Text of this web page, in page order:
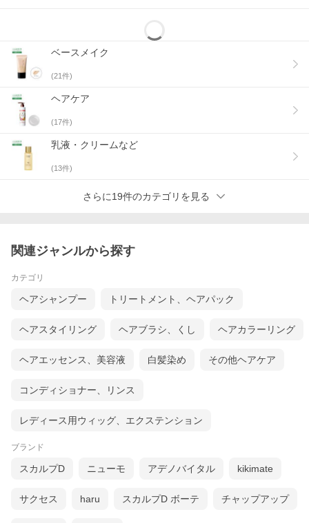
ベースメイク
(21件)
ヘアケア
(17件)
乳液・クリームなど
(13件)
さらに19件のカテゴリを見る
関連ジャンルから探す
カテゴリ
ヘアシャンプー トリートメント、ヘアパック
ヘアスタイリング ヘアブラシ、くし ヘアカラーリング
ヘアエッセンス、美容液 白髪染め その他ヘアケア
コンディショナー、リンス
レディース用ウィッグ、エクステンション
ブランド
スカルプD ニューモ アデノバイタル kikimate
サクセス haru スカルプD ボーテ チャップアップ